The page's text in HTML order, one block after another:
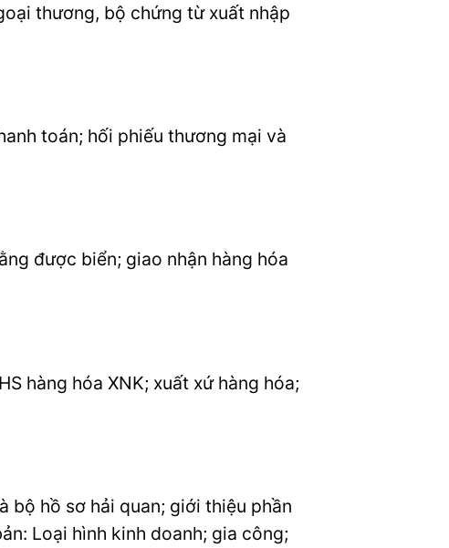
thương, bộ chứng từ xuất nhập
toán; hối phiếu thương mại và
được biển; giao nhận hàng hóa
hàng hóa XNK; xuất xứ hàng hóa;
bộ hồ sơ hải quan; giới thiệu phần
Loại hình kinh doanh; gia công;